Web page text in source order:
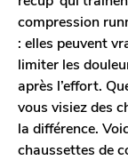
e
lcompression
: elles peuvent
limiter les
après l’effort.
vous visiez des
la différence.
chaussettes de